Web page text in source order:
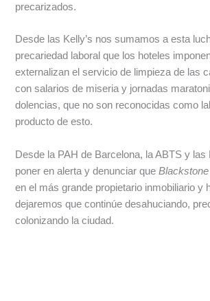
precarizados.
Desde las Kelly’s nos sumamos a esta
precariedad laboral que los hoteles
externalizan el servicio de limpieza de las
con salarios de miseria y jornadas
dolencias, que no son reconocidas como
producto de esto.
Desde la PAH de Barcelona, la ABTS y las
poner en alerta y denunciar queBlackstone
en el más grande propietario inmobiliario y
dejaremos que continúe desahuciando,
colonizando la ciudad.